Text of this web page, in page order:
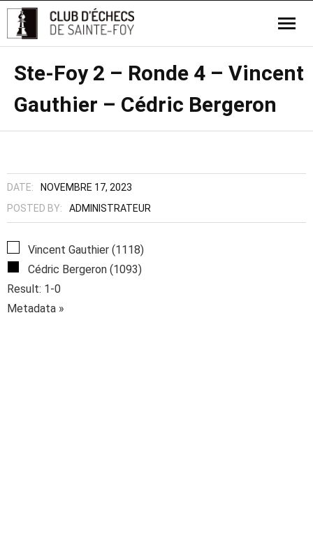
Ste-Foy 2 – Ronde 4 – Vincent
Gauthier – Cédric Bergeron
DATE:
NOVEMBRE 17, 2023
POSTED BY:
ADMINISTRATEUR
Vincent Gauthier (1118)
Cédric Bergeron (1093)
Result: 1-0
Metadata »